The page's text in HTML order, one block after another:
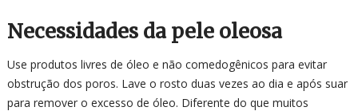
Necessidades da pele oleosa
Use produtos livres de óleo e não comedogênicos para evitar
obstrução dos poros. Lave o rosto duas vezes ao dia e após suar
para remover o excesso de óleo. Diferente do que muitos